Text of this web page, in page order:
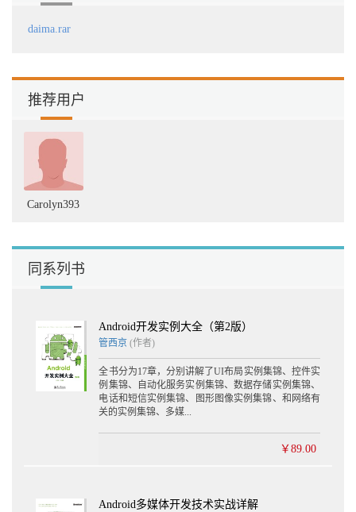
daima.rar
推荐用户
Carolyn393
同系列书
Android开发实例大全（第2版）
管西京 (作者)
全书分为17章，分别讲解了UI布局实例集锦、控件实
例集锦、自动化服务实例集锦、数据存储实例集锦、
电话和短信实例集锦、图形图像实例集锦、和网络有
关的实例集锦、多媒...
￥89.00
Android多媒体开发技术实战详解